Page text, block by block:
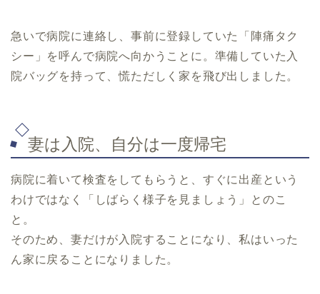
急いで病院に連絡し、事前に登録していた「陣痛タク
シー」を呼んで病院へ向かうことに。準備していた入
院バッグを持って、慌ただしく家を飛び出しました。
妻は入院、自分は一度帰宅
病院に着いて検査をしてもらうと、すぐに出産という
わけではなく「しばらく様子を見ましょう」とのこ
と。
そのため、妻だけが入院することになり、私はいった
ん家に戻ることになりました。